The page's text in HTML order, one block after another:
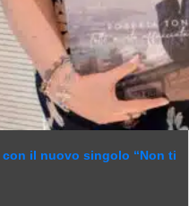
il nuovo singolo “Non ti